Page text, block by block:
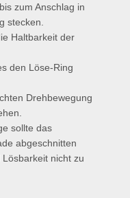
zum Anschlag in
stecken.
Haltbarkeit der
den Löse-Ring
Drehbewegung
sollte das
abgeschnitten
nicht zu